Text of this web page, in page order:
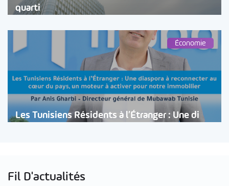
quarti
Économie
Les Tunisiens Résidents à l’Étranger : Une di
Fil D'actualités